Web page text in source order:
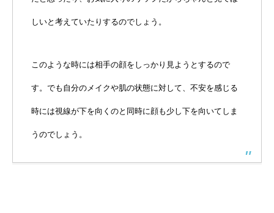
しいと考えていたりするのでしょう。
このような時には相手の顔をしっかり見ようとするので
す。でも自分のメイクや肌の状態に対して、不安を感じる
時には視線が下を向くのと同時に顔も少し下を向いてしま
うのでしょう。